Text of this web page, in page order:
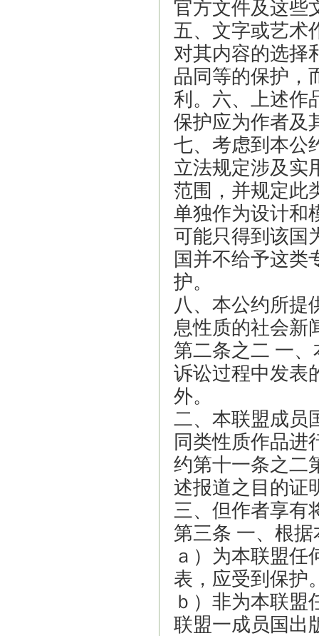
官方文件及这些
五、文字或艺术
对其内容的选择
品同等的保护，
利。六、上述作
保护应为作者及
七、考虑到本公
立法规定涉及实
范围，并规定此
单独作为设计和
可能只得到该国
国并不给予这类
护。
八、本公约所提
息性质的社会新
第二条之二 一
诉讼过程中发表
外。
二、本联盟成员
同类性质作品进
约第十一条之二
述报道之目的证
三、但作者享有
第三条 一、根
ａ）为本联盟任
表，应受到保护
ｂ）非为本联盟
联盟一成员国出